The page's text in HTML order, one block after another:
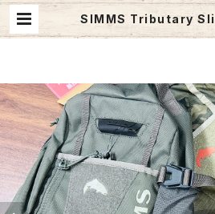
SIMMS Tributary
Fishing Tackle